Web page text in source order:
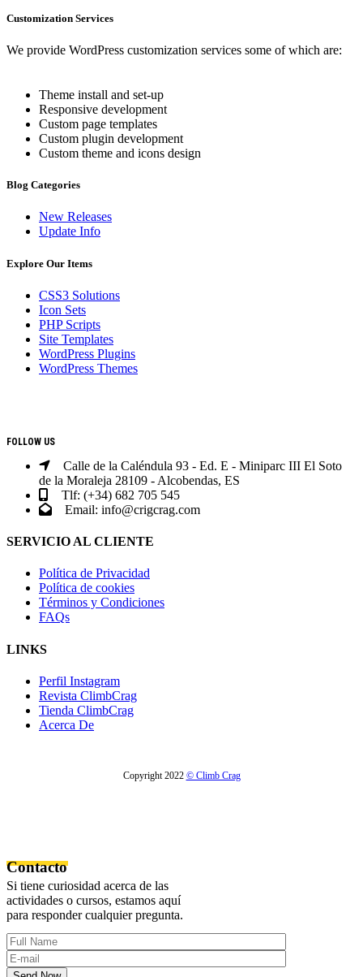
Customization Services
We provide WordPress customization services some of which are:
Theme install and set-up
Responsive development
Custom page templates
Custom plugin development
Custom theme and icons design
Blog Categories
New Releases
Update Info
Explore Our Items
CSS3 Solutions
Icon Sets
PHP Scripts
Site Templates
WordPress Plugins
WordPress Themes
FOLLOW US
Calle de la Caléndula 93 - Ed. E - Miniparc III El Soto
de la Moraleja 28109 - Alcobendas, ES
Tlf: (+34) 682 705 545
Email: info@crigcrag.com
SERVICIO AL CLIENTE
Política de Privacidad
Política de cookies
Términos y Condiciones
FAQs
LINKS
Perfil Instagram
Revista ClimbCrag
Tienda ClimbCrag
Acerca De
Copyright 2022 © Climb Crag
Contacto
Si tiene curiosidad acerca de las
actividades o cursos, estamos aquí
para responder cualquier pregunta.